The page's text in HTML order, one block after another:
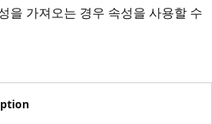
을 가져오는 경우 속성을 사용할 수